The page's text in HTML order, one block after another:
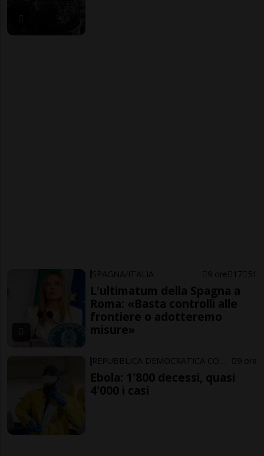
SPAGNA/ITALIA 9 ore 17 51
L'ultimatum della Spagna a
Roma: «Basta controlli alle
frontiere o adotteremo
misure»
9 ore
Ebola: 1'800 decessi, quasi
4'000 i casi